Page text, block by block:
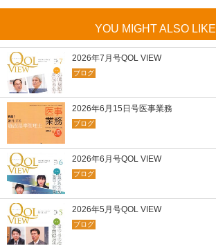
YOU MIGHT ALSO LIKE
2026年7月号QOL VIEW
ブログ
2026年6月15日号医事業務
ブログ
2026年6月号QOL VIEW
ブログ
2026年5月号QOL VIEW
ブログ